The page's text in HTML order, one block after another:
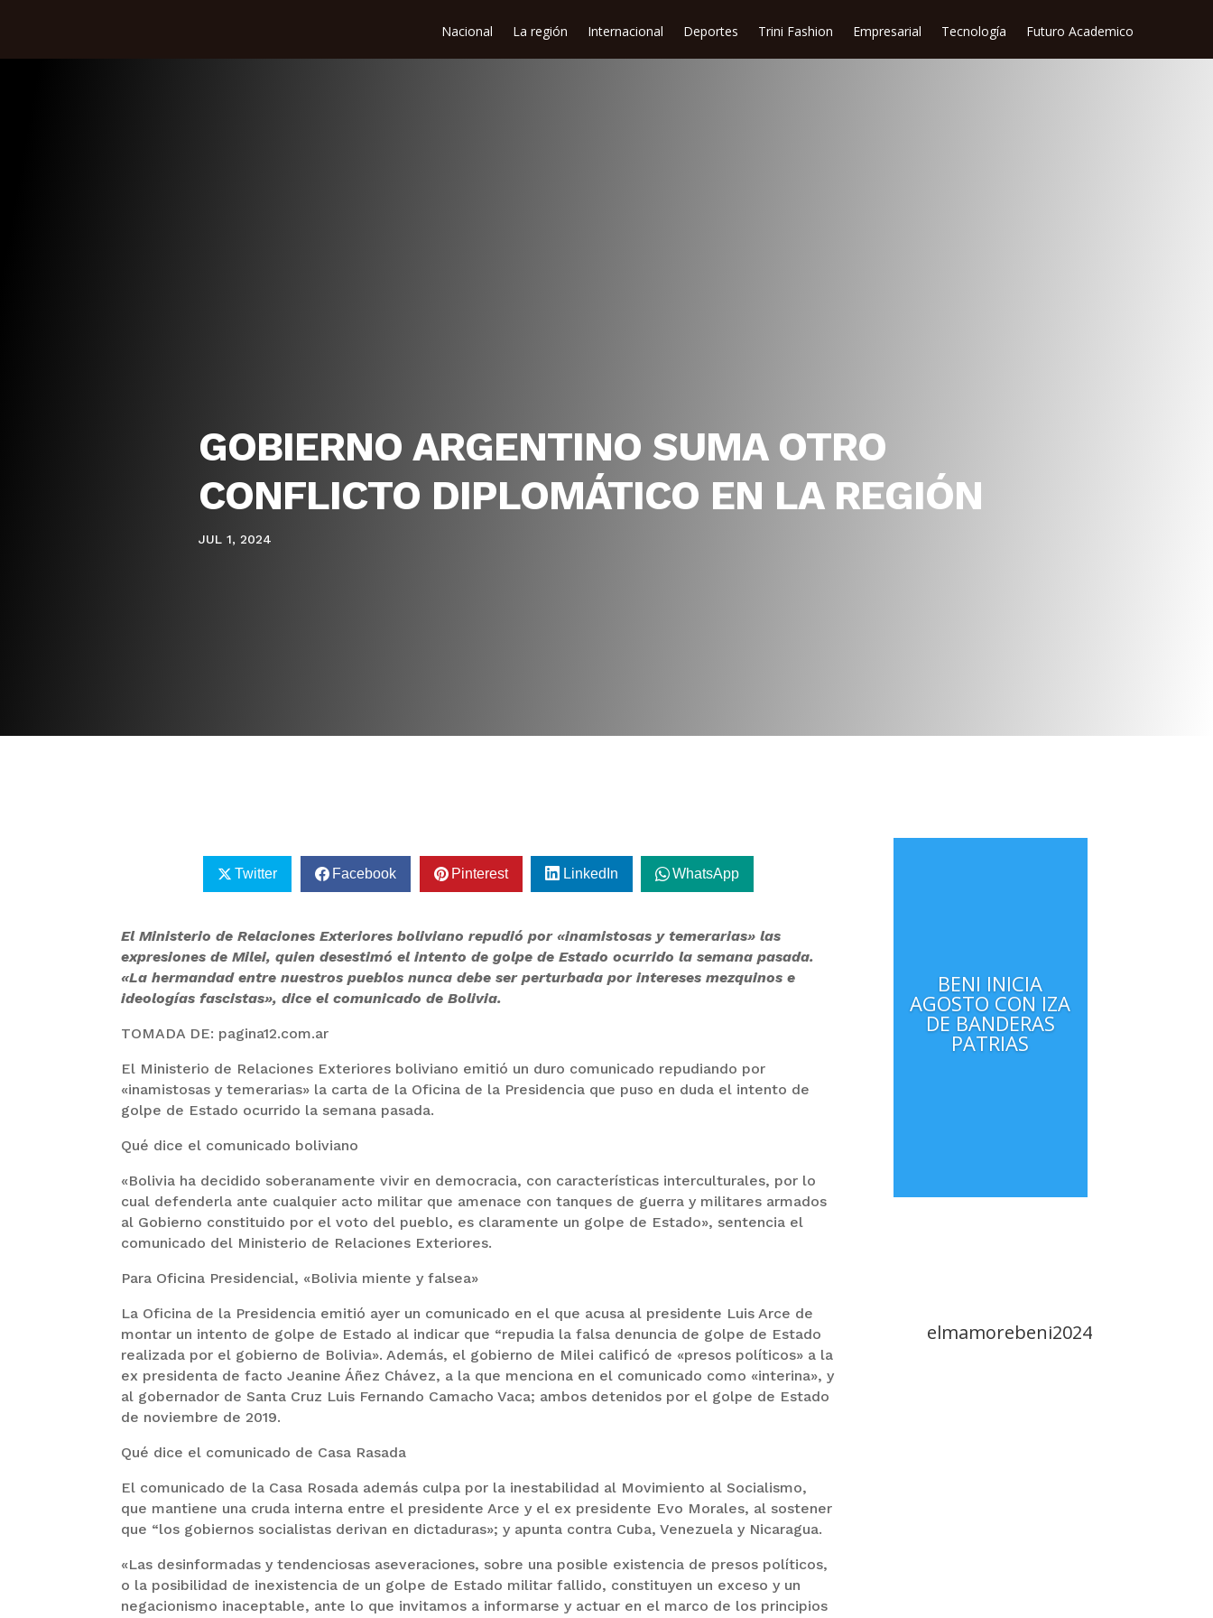
Nacional La región Internacional Deportes Trini Fashion Empresarial Tecnología Futuro Academico
GOBIERNO ARGENTINO SUMA OTRO
CONFLICTO DIPLOMÁTICO EN LA REGIÓN
JUL 1, 2024
Twitter Facebook Pinterest LinkedIn WhatsApp
El Ministerio de Relaciones Exteriores boliviano repudió por «inamistosas y temerarias» las
expresiones de Milei, quien desestimó el intento de golpe de Estado ocurrido la semana pasada.
«La hermandad entre nuestros pueblos nunca debe ser perturbada por intereses mezquinos e
ideologías fascistas», dice el comunicado de Bolivia.
TOMADA DE: pagina12.com.ar
El Ministerio de Relaciones Exteriores boliviano emitió un duro comunicado repudiando por
«inamistosas y temerarias» la carta de la Oficina de la Presidencia que puso en duda el intento de
golpe de Estado ocurrido la semana pasada.
Qué dice el comunicado boliviano
«Bolivia ha decidido soberanamente vivir en democracia, con características interculturales, por lo
cual defenderla ante cualquier acto militar que amenace con tanques de guerra y militares armados
al Gobierno constituido por el voto del pueblo, es claramente un golpe de Estado», sentencia el
comunicado del Ministerio de Relaciones Exteriores.
Para Oficina Presidencial, «Bolivia miente y falsea»
La Oficina de la Presidencia emitió ayer un comunicado en el que acusa al presidente Luis Arce de
montar un intento de golpe de Estado al indicar que “repudia la falsa denuncia de golpe de Estado
realizada por el gobierno de Bolivia». Además, el gobierno de Milei calificó de «presos políticos» a la
ex presidenta de facto Jeanine Áñez Chávez, a la que menciona en el comunicado como «interina», y
al gobernador de Santa Cruz Luis Fernando Camacho Vaca; ambos detenidos por el golpe de Estado
de noviembre de 2019.
Qué dice el comunicado de Casa Rasada
El comunicado de la Casa Rosada además culpa por la inestabilidad al Movimiento al Socialismo,
que mantiene una cruda interna entre el presidente Arce y el ex presidente Evo Morales, al sostener
que “los gobiernos socialistas derivan en dictaduras»; y apunta contra Cuba, Venezuela y Nicaragua.
«Las desinformadas y tendenciosas aseveraciones, sobre una posible existencia de presos políticos,
o la posibilidad de inexistencia de un golpe de Estado militar fallido, constituyen un exceso y un
negacionismo inaceptable, ante lo que invitamos a informarse y actuar en el marco de los principios
BENI INICIA
AGOSTO CON IZA
DE BANDERAS
PATRIAS
elmamorebeni2024